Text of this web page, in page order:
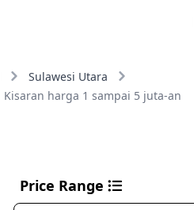
Sulawesi Utara
Kisaran harga 1 sampai 5 juta-an
Price Range